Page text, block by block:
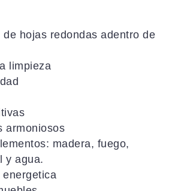
de hojas redondas adentro de
limpieza
armoniosos
madera, fuego,
y agua.
energetica